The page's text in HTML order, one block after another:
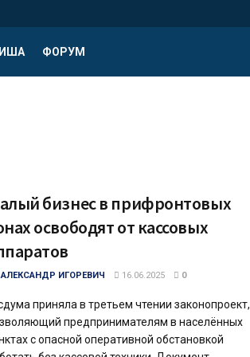
ФОРУМ
бизнес в прифронтовых
освободят от кассовых
АЛЕКСАНДР ИГОРЕВИЧ 16.06.2025 0
приняла в третьем чтении законопроект,
предпринимателям в населённых
с опасной оперативной обстановкой